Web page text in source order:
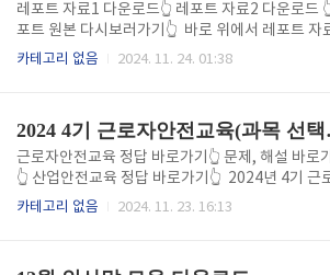
레포트 자료1 다운로드👆 레포트 자료2 다운로드
포트 원본 다시보러가기👆 바로 위에서 레포트 자
2를 모두 다운받거나 원본 내용을 확인하세요.평생
로 사용하셔도 됩니다. 퍼실리테이션은 학습자가
로 학습을 주도하며 문제 해결 방법을 찾을 수 있
돕는 평생교육의 효과적인 방법 중 하나입니다. 특
인 학습자들에게 적합하며, 자기주도 학습과 협력
제 해결 능력을 촉진합니다. 이번 글에서는 퍼실리
카테고리 없음 2024. 11. 24. 01:38
2024 4
근로자안전교육 정답 바로가기👆 문제, 해설 바로
👆 산업안전교육 정답 바로가기👆 2024년 4기 근
안전교육 (과목 선택형) 강의 듣고 계신가요? 시험
카테고리 없음 2024. 11. 23. 16:13